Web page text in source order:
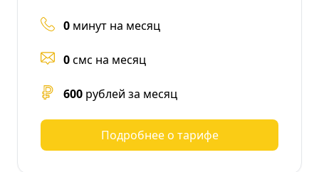
0 минут на месяц
0смс на месяц
600 рублей за месяц
Подробнее о тарифе